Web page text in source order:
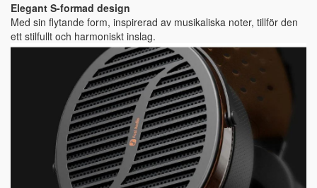
Elegant S-formad design
Med sin flytande form, inspirerad av musikaliska noter, tillför den
ett stilfullt och harmoniskt inslag.